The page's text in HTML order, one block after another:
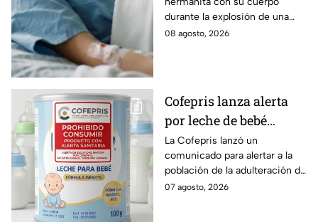
durante la explosión de
una pipa de gas en
Cuernavaca
durante la explosión de una
pipa de gas en Cuernavaca;
08 agosto, 2026
Cofepris lanza alerta
por leche de bebé
adulterada: ¿Qué marca
es y cómo identificarla?
La Cofepris lanzó un
comunicado para alertar a la
población de la adulteración de
una leche para bebé.
07 agosto, 2026